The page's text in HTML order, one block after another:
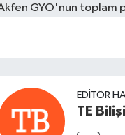
EDITÖR
TE